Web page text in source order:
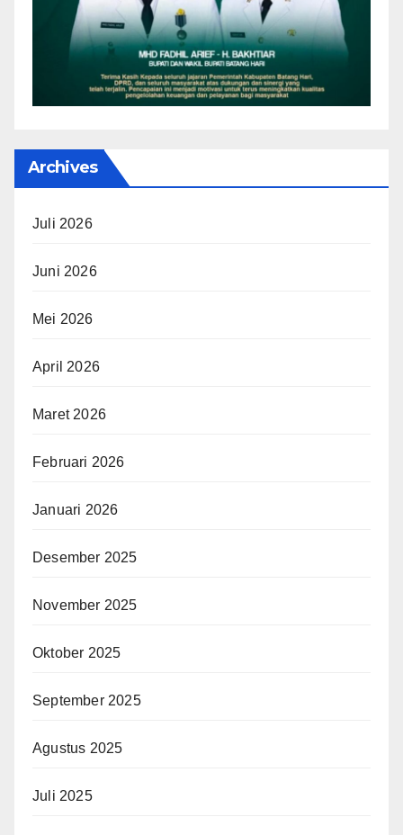
Archives
Juli 2026
Juni 2026
Mei 2026
April 2026
Maret 2026
Februari 2026
Januari 2026
Desember 2025
November 2025
Oktober 2025
September 2025
Agustus 2025
Juli 2025